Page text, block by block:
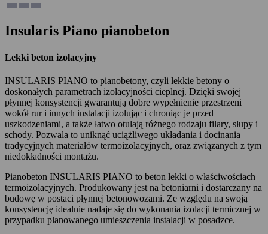
Insularis Piano pianobeton
Lekki beton izolacyjny
INSULARIS PIANO to pianobetony, czyli lekkie betony o
doskonałych parametrach izolacyjności cieplnej. Dzięki swojej
płynnej konsystencji gwarantują dobre wypełnienie przestrzeni
wokół rur i innych instalacji izolując i chroniąc je przed
uszkodzeniami, a także łatwo otulają różnego rodzaju filary, słupy i
schody. Pozwala to uniknąć uciążliwego układania i docinania
tradycyjnych materiałów termoizolacyjnych, oraz związanych z tym
niedokładności montażu.
Pianobeton INSULARIS PIANO to beton lekki o właściwościach
termoizolacyjnych. Produkowany jest na betoniarni i dostarczany na
budowę w postaci płynnej betonowozami. Ze względu na swoją
konsystencję idealnie nadaje się do wykonania izolacji termicznej w
przypadku planowanego umieszczenia instalacji w posadzce.